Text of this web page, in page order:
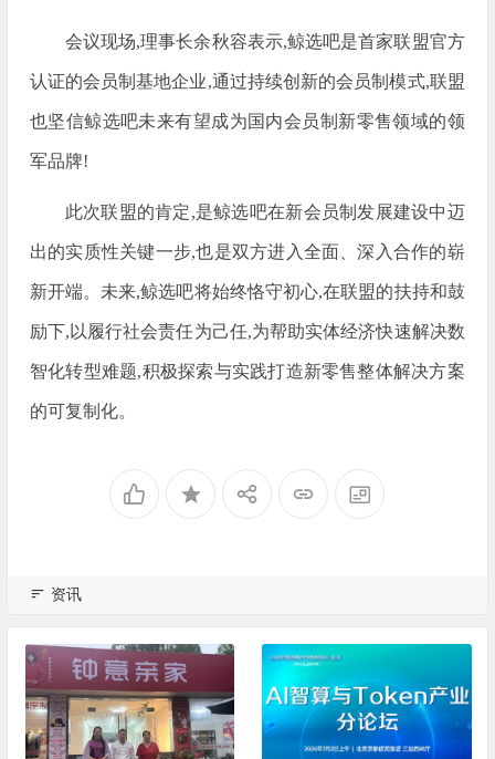
会议现场,理事长余秋容表示,鲸选吧是首家联盟官方
认证的会员制基地企业,通过持续创新的会员制模式,联盟
也坚信鲸选吧未来有望成为国内会员制新零售领域的领
军品牌!
此次联盟的肯定,是鲸选吧在新会员制发展建设中迈
出的实质性关键一步,也是双方进入全面、深入合作的崭
新开端。未来,鲸选吧将始终恪守初心,在联盟的扶持和鼓
励下,以履行社会责任为己任,为帮助实体经济快速解决数
智化转型难题,积极探索与实践打造新零售整体解决方案
的可复制化。
资讯